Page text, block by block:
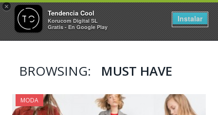
×
Tendencia Cool
Korucom Digital SL
Gratis - En Google Play
Instalar
BROWSING: MUST HAVE
MODA